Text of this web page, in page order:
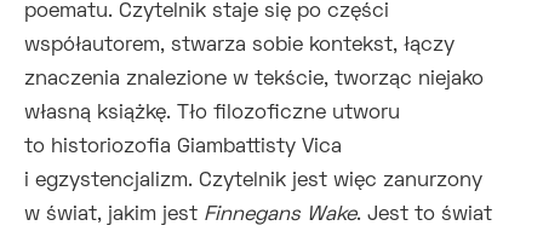
poematu. Czytelnik staje się po części
współautorem, stwarza sobie kontekst, łączy
znaczenia znalezione w tekście, tworząc niejako
własną książkę. Tło filozoficzne utworu
to historiozofia Giambattisty Vica
i egzystencjalizm. Czytelnik jest więc zanurzony
w świat, jakim jest Finnegans Wake. Jest to świat